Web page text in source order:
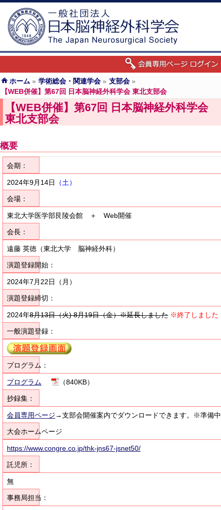
ホーム » 学術総会・関連学会 » 支部会 »
【WEB併催】第67回 日本脳神経外科学会 東北支部会
【WEB併催】第67回 日本脳神経外科学会
東北支部会
概要
会期：
2024年9月14日 （土）
会場：
東北大学医学部艮陵会館 ＋ Web開催
会長：
遠藤 英徳（東北大学 脳神経外科）
演題登録開始：
2024年7月22日（月）
演題登録締切：
2024年8月13日（火)8月19日（金）※延長しました ※終了しました
一般演題登録：
プログラム：
プログラム （840KB）
抄録集：
会員専用ページ→支部会開催案内でダウンロードできます。※準備中
大会ホームページ
https://www.congre.co.jp/thk-jns67-jsnet50/
託児所：
無
事務局担当：